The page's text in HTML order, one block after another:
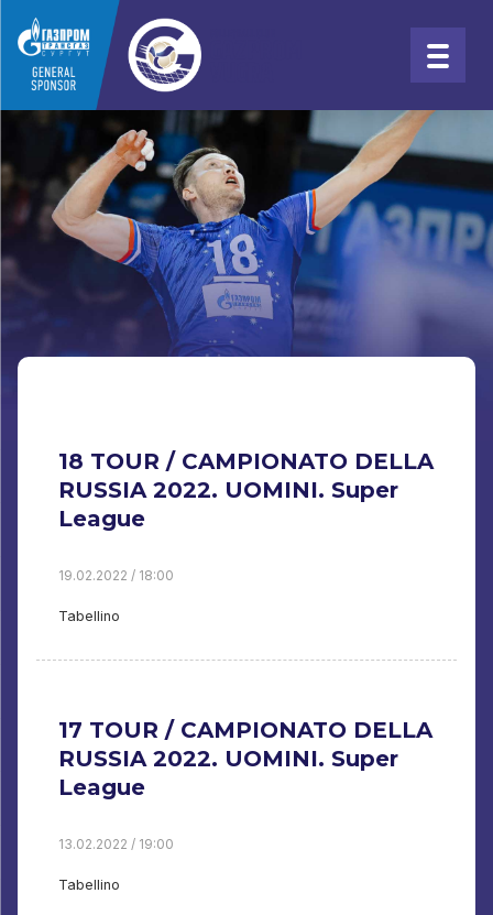
18 TOUR / CAMPIONATO DELLA
RUSSIA 2022. UOMINI. Super
League
19.02.2022 / 18:00
Tabellino
17 TOUR / CAMPIONATO DELLA
RUSSIA 2022. UOMINI. Super
League
13.02.2022 / 19:00
Tabellino